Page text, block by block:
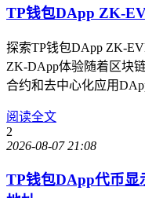
TP钱包DApp ZK-
探索TP钱包DApp ZK-
ZK-DApp体验随着区块
合约和去中心化应用
阅读全文
2
2026-08-07 21:08
TP钱包DApp代币显